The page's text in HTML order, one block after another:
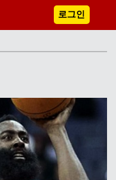
로그인